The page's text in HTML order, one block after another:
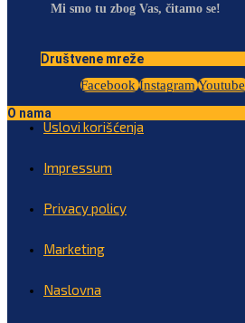
Mi smo tu zbog Vas, čitamo se!
Društvene mreže
Facebook Instagram Youtube
O nama
Uslovi korišćenja
Impressum
Privacy policy
Marketing
Naslovna